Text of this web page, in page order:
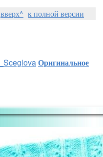
вверх^ к полной версии
Оригинальное